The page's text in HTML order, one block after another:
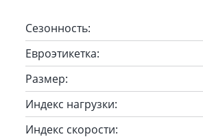
Сезонность:
Евроэтикетка:
Размер:
Индекс нагрузки:
Индекс скорости: